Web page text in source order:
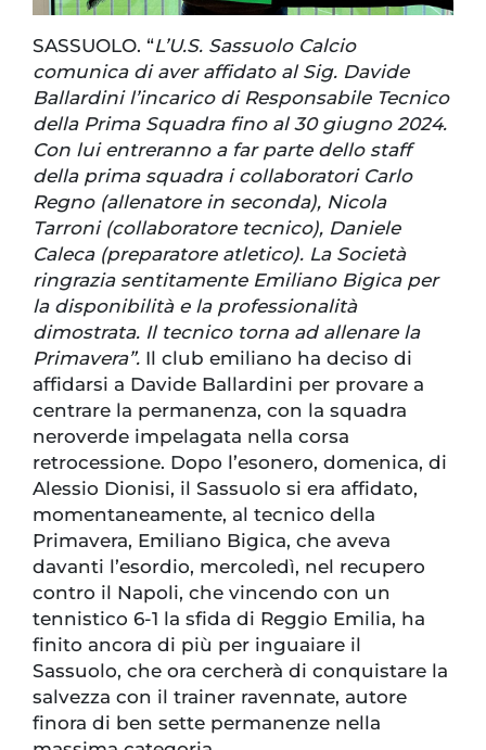
SASSUOLO. “L’U.S. Sassuolo Calcio
comunica di aver affidato al Sig. Davide
Ballardini l’incarico di Responsabile Tecnico
della Prima Squadra fino al 30 giugno 2024.
Con lui entreranno a far parte dello staff
della prima squadra i collaboratori Carlo
Regno (allenatore in seconda), Nicola
Tarroni (collaboratore tecnico), Daniele
Caleca (preparatore atletico). La Società
ringrazia sentitamente Emiliano Bigica per
la disponibilità e la professionalità
dimostrata. Il tecnico torna ad allenare la
Primavera”. Il club emiliano ha deciso di
affidarsi a Davide Ballardini per provare a
centrare la permanenza, con la squadra
neroverde impelagata nella corsa
retrocessione. Dopo l’esonero, domenica, di
Alessio Dionisi, il Sassuolo si era affidato,
momentaneamente, al tecnico della
Primavera, Emiliano Bigica, che aveva
davanti l’esordio, mercoledì, nel recupero
contro il Napoli, che vincendo con un
tennistico 6-1 la sfida di Reggio Emilia, ha
finito ancora di più per inguaiare il
Sassuolo, che ora cercherà di conquistare la
salvezza con il trainer ravennate, autore
finora di ben sette permanenze nella